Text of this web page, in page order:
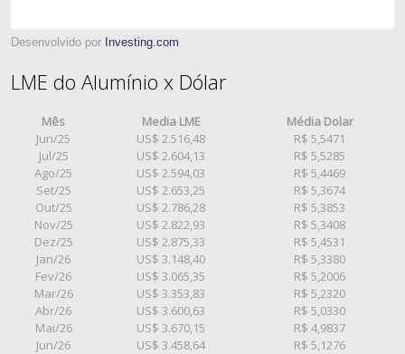
Desenvolvido por Investing.com
LME do Alumínio x Dólar
Mês Media LME
Média Dolar
Jun/25
US$ 2.516,48
R$ 5,5471
Jul/25
US$ 2.604,13
R$ 5,5285
Ago/25
US$ 2.594,03
R$ 5,4469
Set/25
US$ 2.653,25
R$ 5,3674
Out/25
US$ 2.786,28
R$ 5,3853
Nov/25
US$ 2.822,93
R$ 5,3408
Dez/25
US$ 2.875,33
R$ 5,4531
Jan/26
US$ 3.148,40
R$ 5,3380
Fev/26
US$ 3.065,35
R$ 5,2006
Mar/26
US$ 3.353,83
R$ 5,2320
Abr/26
US$ 3.600,63
R$ 5,0330
Mai/26
US$ 3.670,15
R$ 4,9837
Jun/26
US$ 3.458,64 R$ 5,1276